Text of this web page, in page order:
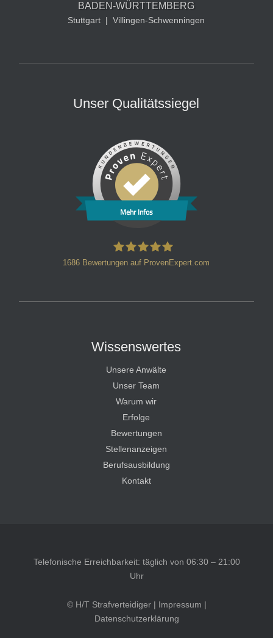
BADEN-WÜRTTEMBERG
Stuttgart | Villingen-Schwenningen
Unser Qualitätssiegel
Mehr Infos
1686 Bewertungen auf ProvenExpert.com
Wissenswertes
Unsere Anwälte
Unser Team
Warum wir
Erfolge
Bewertungen
Stellenanzeigen
Berufsausbildung
Kontakt
Telefonische Erreichbarkeit: täglich von 06:30 – 21:00
Uhr
© H/T Strafverteidiger | Impressum |
Datenschutzerklärung